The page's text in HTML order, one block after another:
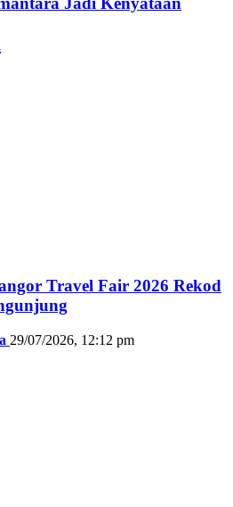
Travel Fair 2026 Rekod
29/07/2026, 12:12 pm